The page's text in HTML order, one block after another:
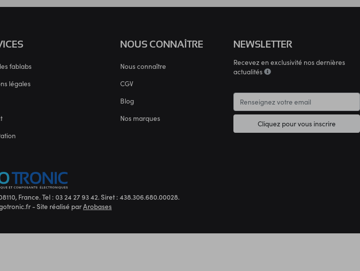
fablabs
légales
NOUS CONNAÎTRE
Nous connaître
CGV
Blog
Nos marques
NEWSLETTER
Recevez en exclusivité nos dernières
actualités
Cliquez pour vous inscrire
France. Tel : 03 24 27 93 42. Siret : 438.306.680.00028.
- Site réalisé parArobases